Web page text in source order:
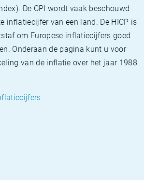
De CPI wordt vaak beschouwd
inflatiecijfer van een land. De HICP is
om Europese inflatiecijfers goed
Onderaan de pagina kunt u voor
van de inflatie over het jaar 1988